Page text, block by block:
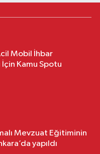
Mobil İhbar
İçin Kamu Spotu
Mevzuat Eğitiminin
yapıldı